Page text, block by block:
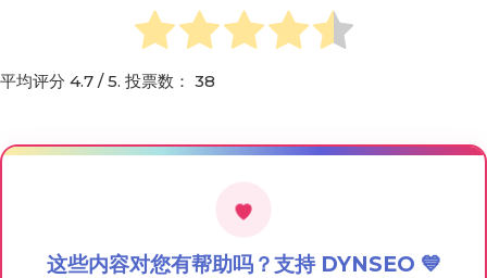
平均评分 4.7 / 5. 投票数： 38
这些内容对您有帮助吗？支持 DYNSEO 💙